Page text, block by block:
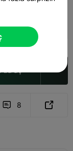
 8 